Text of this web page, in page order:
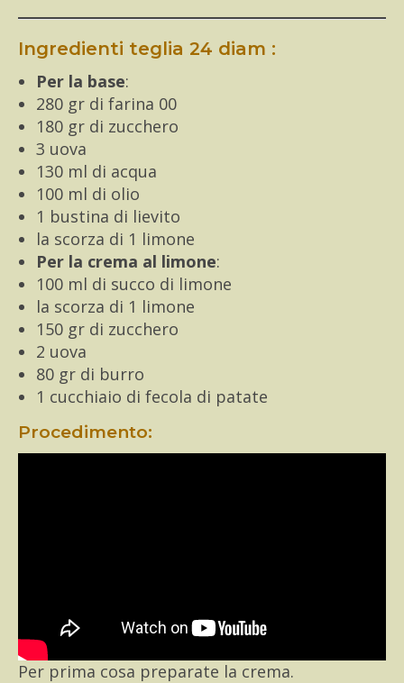
Ingredienti teglia 24 diam :
Per la base:
280 gr di farina 00
180 gr di zucchero
3 uova
130 ml di acqua
100 ml di olio
1 bustina di lievito
la scorza di 1 limone
Per la crema al limone:
100 ml di succo di limone
la scorza di 1 limone
150 gr di zucchero
2 uova
80 gr di burro
1 cucchiaio di fecola di patate
Procedimento:
Per prima cosa preparate la crema.